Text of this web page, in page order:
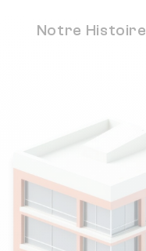
Notre Histoire